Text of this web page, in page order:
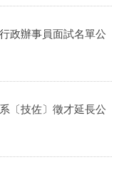
政辦事員面試名單公
〔技佐〕徵才延長公